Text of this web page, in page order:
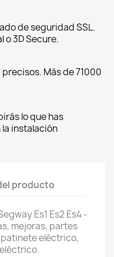
de seguridad SSL.
o 3D Secure.
Más de 71000
lo que has
instalación
producto
Es1 Es2 Es4 -
mejoras, partes
eléctrico,